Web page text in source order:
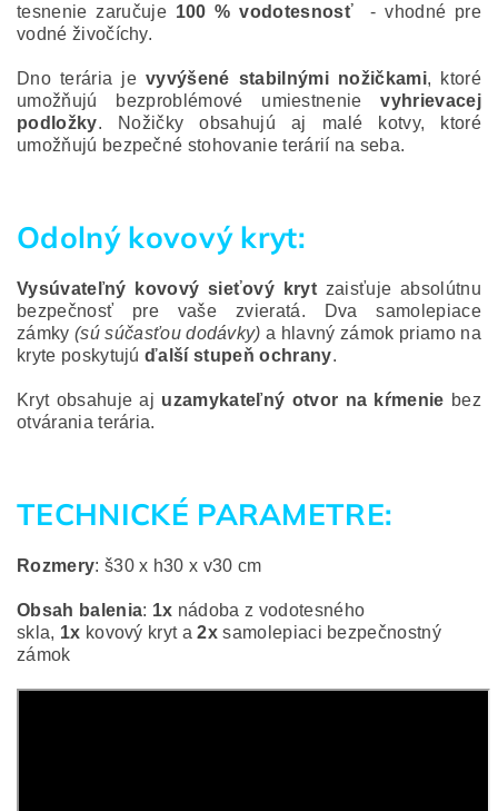
tesnenie zaručuje 100 % vodotesnosť
- vhodné pre
vodné živočíchy.
Dno terária jevyvýšené stabilnými nožič kami, ktoré
umožňujú bezproblémové umiestnenievyhrievacej
podložky. Nožičky obsahujú aj malé kotvy, ktoré
umožňujú bezpečné stohovanie terárií na seba.
Odolný kovový kryt:
Vysúvate ľný kovový sieťový kryt zaisťuje absolútnu
bezpečnosť pre vaše zvieratá. Dva samolepiace
zámky (sú súčasťou dodávky)a hlavný zámok priamo na
kryte poskytujú ďalší stupeň ochrany.
Kryt obsahuje aj uzamykate ľný otvor na kŕmenie bez
otvárania terária.
TECHNICKÉ PARAMETRE:
Rozmery: š30 x h30 x v30 cm
Obsah balenia: 1x nádoba z vodotesného
skla, 1x kovový kryt a2x samolepiaci bezpečnostný
zámok